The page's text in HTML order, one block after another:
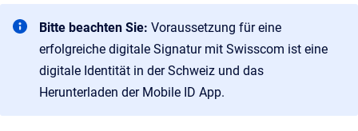
Bitte beachten Sie: Voraussetzung für eine
erfolgreiche digitale Signatur mit Swisscom ist eine
digitale Identität in der Schweiz und das
Herunterladen der Mobile ID App.